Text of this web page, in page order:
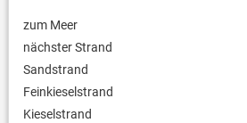
zum Meer
nächster Strand
Sandstrand
Feinkieselstrand
Kieselstrand